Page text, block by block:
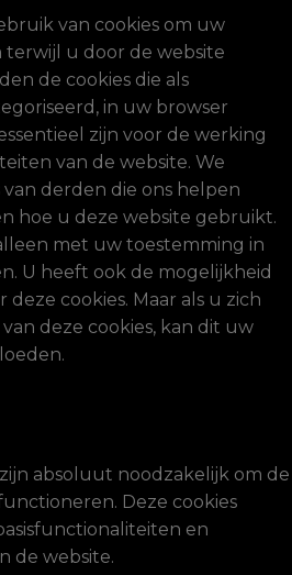
van cookies om uw
u door de website
de cookies die als
in uw browser
zijn voor de werking
van de website. We
derden die ons helpen
hoe u deze website gebruikt.
met uw toestemming in
U heeft ook de mogelijkheid
cookies. Maar als u zich
deze cookies, kan dit uw
absoluut noodzakelijk om de
Deze cookies
en
de website.